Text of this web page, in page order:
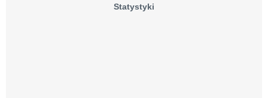
Statystyki